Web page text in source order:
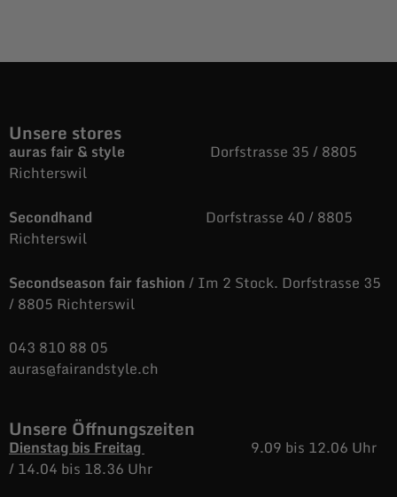
Unsere stores
auras fair & style Dorfstrasse 35 / 8805
Richterswil
Secondhand Dorfstrasse 40 / 8805
Richterswil
Secondseason fair fashion/ Im 2 Stock. Dorfstrasse 35
/ 8805 Richterswil
043 810 88 05
auras@fairandstyle.ch
Unsere Öffnungszeiten
Dienstag bis Freitag
9.09 bis 12.06 Uhr
/14.04 bis 18.36 Uhr